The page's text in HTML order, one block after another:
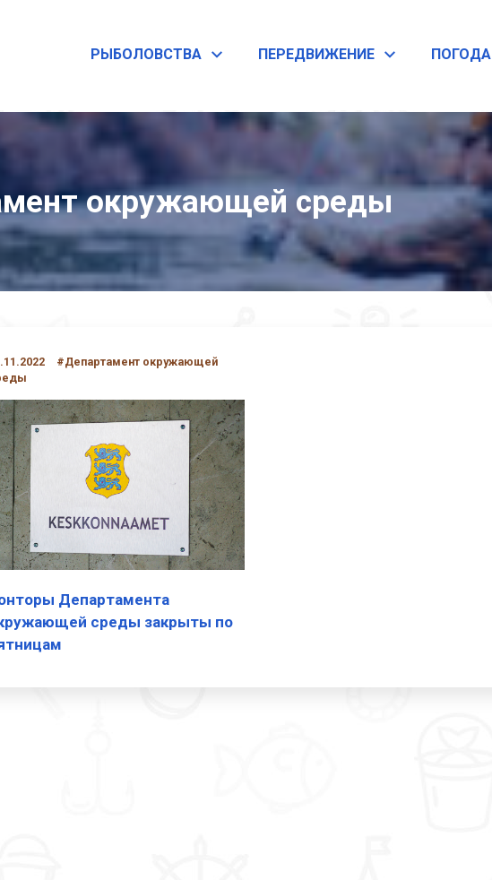
PЫБОЛОВСТВА ПЕРЕДВИЖЕНИЕ ПОГОДА
окружающей среды
#Департамент окружающей
Департамента
среды закрыты по